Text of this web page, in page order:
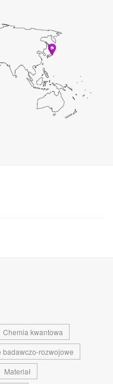
Chemia kwantowa
badawczo-rozwojowe
Materiał